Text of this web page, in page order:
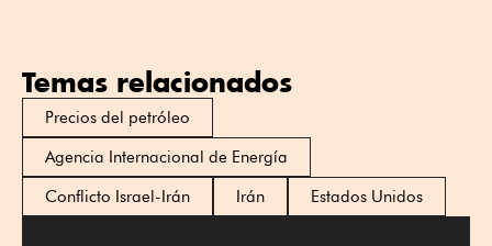
Temas relacionados
Precios del petróleo
Agencia Internacional de Energía
Conflicto Israel-Irán
Irán Estados Unidos